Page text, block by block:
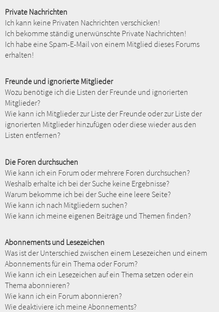
Private Nachrichten
Ich kann keine Privaten Nachrichten verschicken!
Ich bekomme ständig unerwünschte Private Nachrichten!
Ich habe eine Spam-E-Mail von einem Mitglied dieses Forums
erhalten!
Freunde und ignorierte Mitglieder
Wozu benötige ich die Listen der Freunde und ignorierten
Mitglieder?
Wie kann ich Mitglieder zur Liste der Freunde oder zur Liste der
ignorierten Mitglieder hinzufügen oder diese wieder aus den
Listen entfernen?
Die Foren durchsuchen
Wie kann ich ein Forum oder mehrere Foren durchsuchen?
Weshalb erhalte ich bei der Suche keine Ergebnisse?
Warum bekomme ich bei der Suche eine leere Seite?
Wie kann ich nach Mitgliedern suchen?
Wie kann ich meine eigenen Beiträge und Themen finden?
Abonnements und Lesezeichen
Was ist der Unterschied zwischen einem Lesezeichen und einem
Abonnements für ein Thema oder Forum?
Wie kann ich ein Lesezeichen auf ein Thema setzen oder ein
Thema abonnieren?
Wie kann ich ein Forum abonnieren?
Wie deaktiviere ich meine Abonnements?